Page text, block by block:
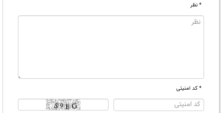
* نظر
* کد امنیتی